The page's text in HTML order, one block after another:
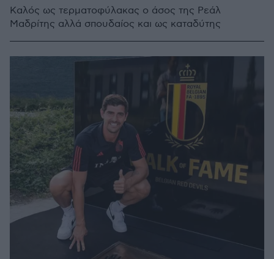
Καλός ως τερματοφύλακας ο άσος της Ρεάλ
Μαδρίτης αλλά σπουδαίος και ως καταδύτης